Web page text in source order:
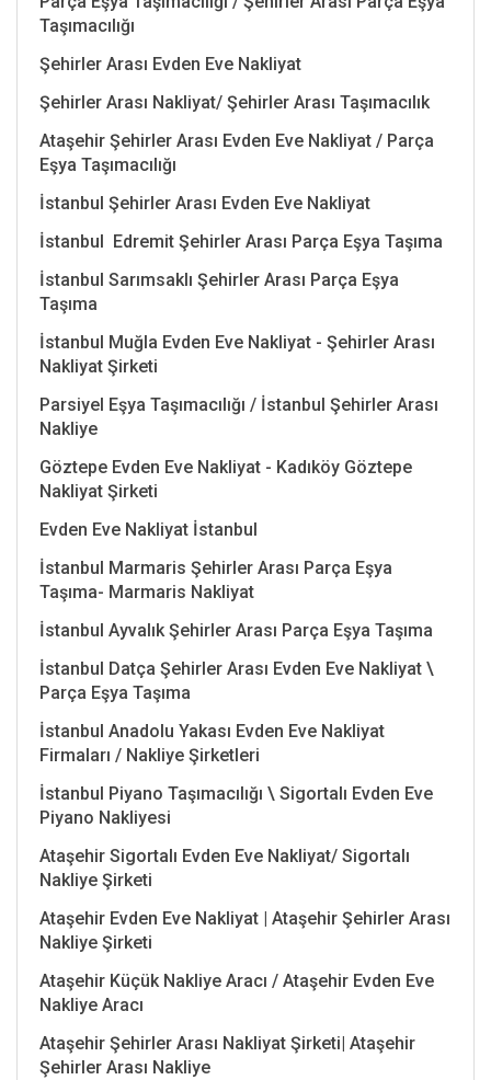
Taşımacılığı
Şehirler Arası Evden Eve Nakliyat
Şehirler Arası Nakliyat/ Şehirler Arası Taşımacılık
Ataşehir Şehirler Arası Evden Eve Nakliyat / Parça
Eşya Taşımacılığı
İstanbul Şehirler Arası Evden Eve Nakliyat
İstanbul Edremit Şehirler Arası Parça Eşya Taşıma
İstanbul Sarımsaklı Şehirler Arası Parça Eşya
Taşıma
İstanbul Muğla Evden Eve Nakliyat - Şehirler Arası
Nakliyat Şirketi
Parsiyel Eşya Taşımacılığı / İstanbul Şehirler Arası
Nakliye
Göztepe Evden Eve Nakliyat - Kadıköy Göztepe
Nakliyat Şirketi
Evden Eve Nakliyat İstanbul
İstanbul Marmaris Şehirler Arası Parça Eşya
Taşıma- Marmaris Nakliyat
İstanbul Ayvalık Şehirler Arası Parça Eşya Taşıma
İstanbul Datça Şehirler Arası Evden Eve Nakliyat \
Parça Eşya Taşıma
İstanbul Anadolu Yakası Evden Eve Nakliyat
Firmaları / Nakliye Şirketleri
İstanbul Piyano Taşımacılığı \ Sigortalı Evden Eve
Piyano Nakliyesi
Ataşehir Sigortalı Evden Eve Nakliyat/ Sigortalı
Nakliye Şirketi
Ataşehir Evden Eve Nakliyat | Ataşehir Şehirler Arası
Nakliye Şirketi
Ataşehir Küçük Nakliye Aracı / Ataşehir Evden Eve
Nakliye Aracı
Ataşehir Şehirler Arası Nakliyat Şirketi| Ataşehir
Şehirler Arası Nakliye